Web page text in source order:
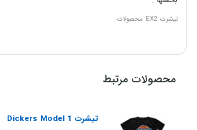
تیشرت EX2 محصولات
محصولات مرتبط
تیشرت Dickers Model 1